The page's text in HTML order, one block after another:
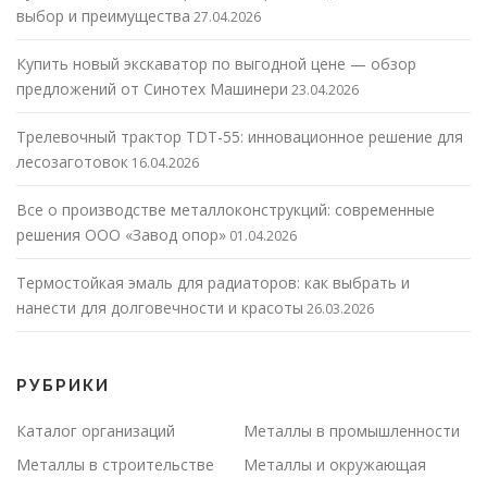
выбор и преимущества 27.04.2026
Купить новый экскаватор по выгодной цене — обзор
предложений от Синотех Машинери 23.04.2026
Трелевочный трактор TDT-55: инновационное решение для
лесозаготовок 16.04.2026
Все о производстве металлоконструкций: современные
решения ООО «Завод опор» 01.04.2026
Термостойкая эмаль для радиаторов: как выбрать и
нанести для долговечности и красоты 26.03.2026
РУБРИКИ
Каталог организаций
Металлы в промышленности
Металлы в строительстве
Металлы и окружающая